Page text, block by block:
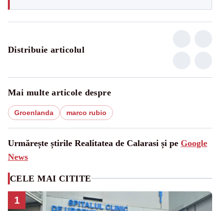
Distribuie articolul
Mai multe articole despre
Groenlanda marco rubio
Urmărește știrile Realitatea de Calarasi și pe Google
News
CELE MAI CITITE
1